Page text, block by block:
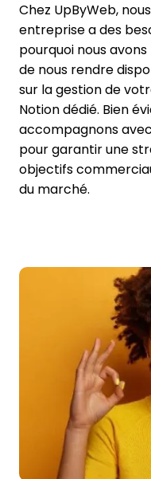
Chez UpByWeb,
entreprise a des
pourquoi nous
de nous rendre
sur la gestion de
Notion dédié. Bien
accompagnons
pour garantir une
objectifs
du marché.